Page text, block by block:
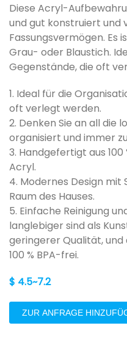
Diese Acryl-
und gut konstruiert und
Fassungsvermögen. Es
Grau- oder Blaustich.
Gegenstände, die oft
1. Ideal für die
oft verlegt werden.
2. Denken Sie an all die
organisiert und immer
3. Handgefertigt aus
Acryl.
4. Modernes Design
Raum des Hauses.
5. Einfache Reinigung
langlebiger sind als
geringerer Qualität, und
100 % BPA-frei.
$ 4.5~7.2
ZUR ANFRAGE